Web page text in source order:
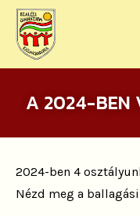
A 2024-BEN
2024-ben 4
Nézd meg a